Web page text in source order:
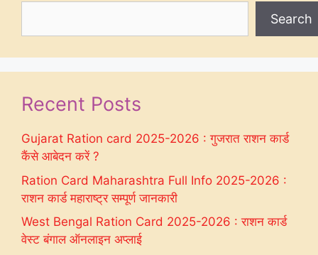
Search
Recent Posts
Gujarat Ration card 2025-2026 : गुजरात राशन कार्ड
कैंसे आबेदन करें ?
Ration Card Maharashtra Full Info 2025-2026 :
राशन कार्ड महाराष्ट्र सम्पूर्ण जानकारी
West Bengal Ration Card 2025-2026 : राशन कार्ड
वेस्ट बंगाल ऑनलाइन अप्लाई